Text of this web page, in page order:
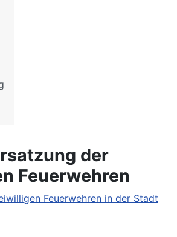
der
Feuerwehren
Feuerwehren in der Stadt